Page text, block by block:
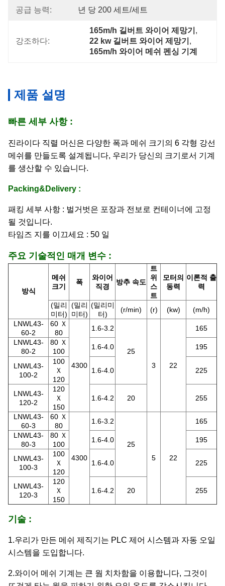
공급 능력: 년 당 200 세트/세트
강조하다:
165m/h 길버트 와이어 제망기 ,
22 kw 길버트 와이어 제망기 ,
165m/h 와이어 메쉬 펜싱 기계
제품 설명
빠른 세부 사항 :
진라이다 직렬 머신은 다양한 폭과 메쉬 크기의 6 각형 강선
메쉬를 만들도록 설계됩니다, 우리가 당신의 크기로서 기계
를 생산할 수 있습니다.
Packing&Delivery :
패킹 세부 사항 : 벌거벗은 포장과 전보로 컨테이너에 고정
될 것입니다.
타임즈 지를 이끄세요 : 50 일
주요 기술적인 매개 변수 :
방식
메쉬
크기
폭
와이어
직경
방추 속도
트
위
스
트
모터의
동력
이론적 출
력
(밀리
미터)
(밀리
미터)
(밀리미
터)
(r/min) (r) (kw)
(m/h)
LNWL43-
60-2
60 Ｘ
80
4300
1.6-3.2
25
3
22
165
LNWL43-
80-2
80 Ｘ
100
1.6-4.0 195
LNWL43-
100-2
100
Ｘ
120
1.6-4.0 225
LNWL43-
120-2
120
Ｘ
150
1.6-4.2 20 255
LNWL43-
60-3
60 Ｘ
80
4300
1.6-3.2
25
5
22
165
LNWL43-
80-3
80 Ｘ
100
1.6-4.0 195
LNWL43-
100-3
100
Ｘ
120
1.6-4.0 225
LNWL43-
120-3
120
Ｘ
150
1.6-4.2 20 255
기술 :
1.우리가 만든 메쉬 제직기는 PLC 제어 시스템과 자동 오일
시스템을 도입합니다.
2.와이어 메쉬 기계는 큰 웜 치차함을 이용합니다, 그것이